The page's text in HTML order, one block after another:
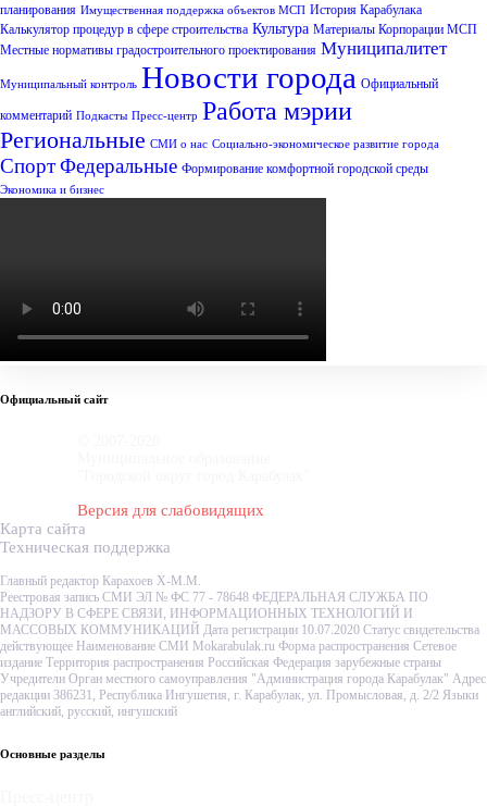
планирования Имущественная поддержка объектов МСП История Карабулака
Калькулятор процедур в сфере строительства Культура Материалы Корпорации МСП
Местные нормативы градостроительного проектирования Муниципалитет
Муниципальный контроль Новости города Официальный
комментарий Подкасты Пресс-центр Работа мэрии
Региональные СМИ о нас Социально-экономическое развитие города
СпортФедеральные Формирование комфортной городской среды
Экономика и бизнес
Официальный сайт
Версия для слабовидящих
Карта сайта
Техническая поддержка
Главный редактор Карахоев Х-М.М.
Реестровая запись СМИ ЭЛ № ФС 77 - 78648 ФЕДЕРАЛЬНАЯ СЛУЖБА ПО
НАДЗОРУ В СФЕРЕ СВЯЗИ, ИНФОРМАЦИОННЫХ ТЕХНОЛОГИЙ И
МАССОВЫХ КОММУНИКАЦИЙ Дата регистрации 10.07.2020 Статус свидетельства
действующее Наименование СМИ Mokarabulak.ru Форма распространения Сетевое
издание Территория распространения Российская Федерация зарубежные страны
Учредители Орган местного самоуправления "Администрация города Карабулак" Адрес
редакции 386231, Республика Ингушетия, г. Карабулак, ул. Промысловая, д. 2/2 Языки
английский, русский, ингушский
Основные разделы